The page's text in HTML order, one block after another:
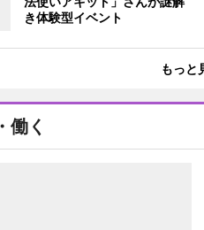
き体験型イベント
もっと
働く